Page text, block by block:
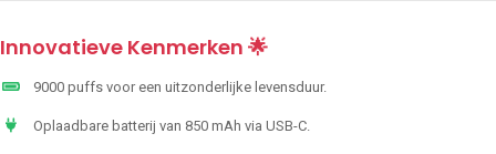
Innovatieve Kenmerken 🌟
9000 puffs voor een uitzonderlijke levensduur.
Oplaadbare batterij van 850 mAh via USB-C.